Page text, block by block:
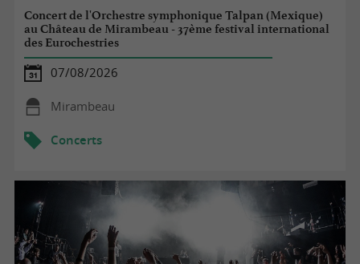
Concert de l'Orchestre symphonique Talpan (Mexique)
au Château de Mirambeau - 37ème festival international
des Eurochestries
07/08/2026
Mirambeau
Concerts